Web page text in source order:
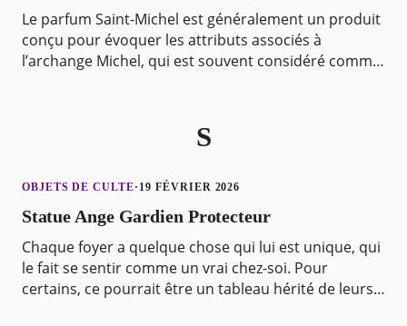
Le parfum Saint-Michel est généralement un produit
conçu pour évoquer les attributs associés à
l’archange Michel, qui est souvent considéré comme
S
OBJETS DE CULTE· 19 FÉVRIER 2026
Statue Ange Gardien Protecteur
Chaque foyer a quelque chose qui lui est unique, qui
le fait se sentir comme un vrai chez-soi. Pour
certains, ce pourrait être un tableau hérité de leurs